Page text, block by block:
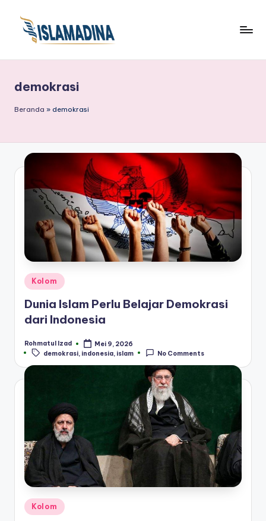
demokrasi
Beranda » demokrasi
Posted
in
Kolom
Dunia Islam Perlu Belajar Demokrasi
dari Indonesia
Posted
by
Rohmatul Izad Mei 9, 2026
Tags:
demokrasi indonesia islam No Comments
Posted
Kolom